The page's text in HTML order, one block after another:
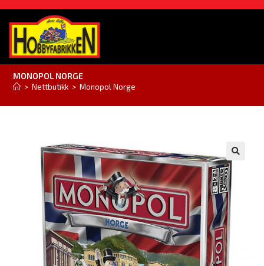
MONOPOL NORGE
> Nettbutikk > Monopol Norge
🔍